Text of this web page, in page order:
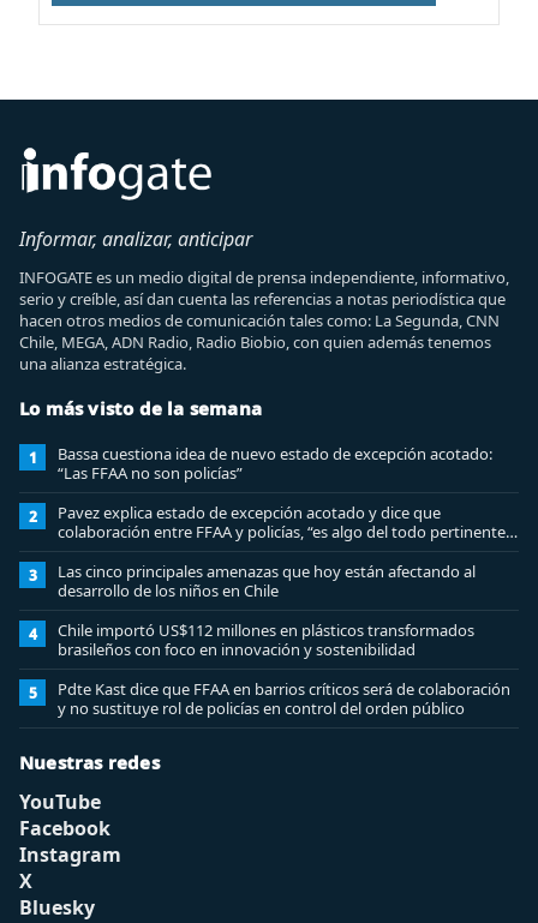
Informar, analizar, anticipar
INFOGATE es un medio digital de prensa independiente, informativo,
serio y creíble, así dan cuenta las referencias a notas periodística que
hacen otros medios de comunicación tales como: La Segunda, CNN
Chile, MEGA, ADN Radio, Radio Biobio, con quien además tenemos
una alianza estratégica.
Lo más visto de la semana
1
Bassa cuestiona idea de nuevo estado de excepción acotado:
“Las FFAA no son policías”
2
Pavez explica estado de excepción acotado y dice que
colaboración entre FFAA y policías, “es algo del todo pertinente
analizar”
3
Las cinco principales amenazas que hoy están afectando al
desarrollo de los niños en Chile
4
Chile importó US$112 millones en plásticos transformados
brasileños con foco en innovación y sostenibilidad
5
Pdte Kast dice que FFAA en barrios críticos será de colaboración
y no sustituye rol de policías en control del orden público
Nuestras redes
YouTube
Facebook
Instagram
X
Bluesky